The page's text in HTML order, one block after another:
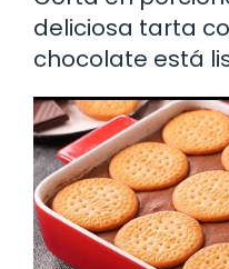
deliciosa tarta
chocolate está